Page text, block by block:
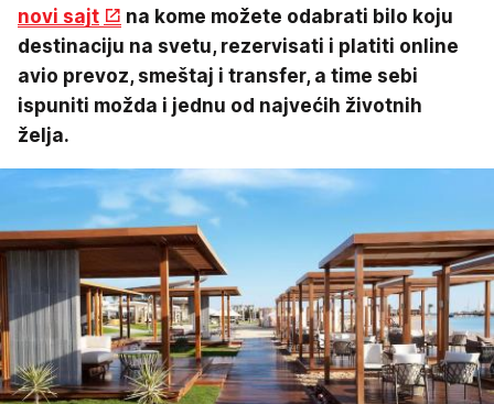
novi sajt
na kome možete odabrati bilo koju
destinaciju na svetu, rezervisati i platiti online
avio prevoz, smeštaj i transfer, a time sebi
ispuniti možda i jednu od najvećih životnih
želja.